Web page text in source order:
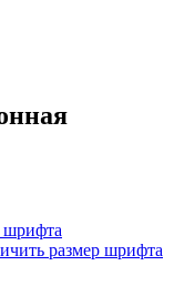
шрифта
размер шрифта